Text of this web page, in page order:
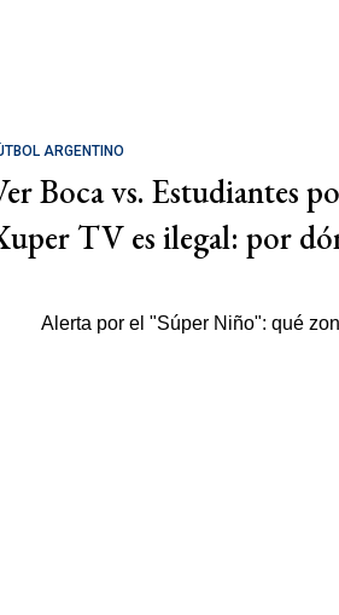
ARGENTINO
Boca vs. Estudiantes
TV es ilegal: por